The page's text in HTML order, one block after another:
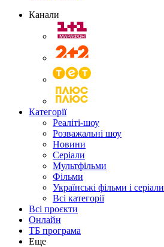
Канали
Категорії
Реаліті-шоу
Розважальні шоу
Новини
Серіали
Мультфільми
Фільми
Українські фільми і серіали
Всі категорії
Всі проєкти
Онлайн
ТБ програма
Еще